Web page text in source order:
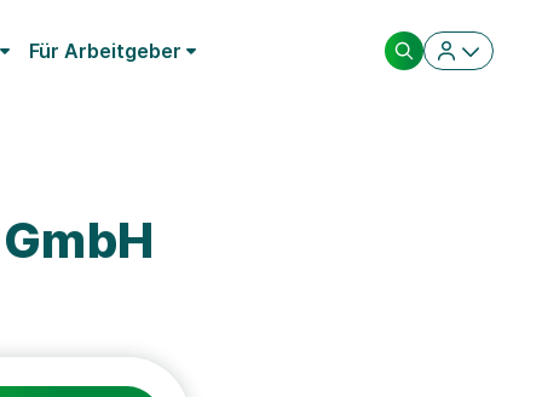
Für Arbeitgeber